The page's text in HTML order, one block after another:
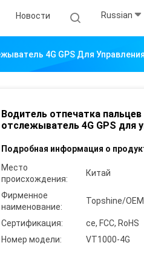
Новости Russian
4G GPS Для
Водитель отпечатка
отслежыватель 4G GPS для
Подробная информация о
Место
происхождения:
Китай
Фирменное
наименование:
Topshine/
Сертификация:
ce, FCC, RoHS
Номер модели:
VT1000-4G